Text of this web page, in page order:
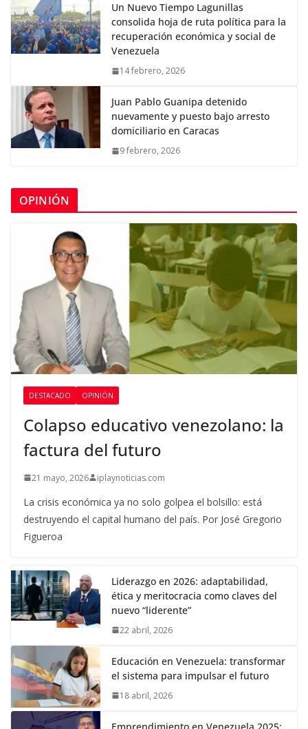
Un Nuevo Tiempo Lagunillas
consolida hoja de ruta política para la
recuperación económica y social de
Venezuela
14 febrero, 2026
Juan Pablo Guanipa detenido
nuevamente y puesto bajo arresto
domiciliario en Caracas
9 febrero, 2026
OPINIÓN
DESTACADO OPINIÓN
Colapso educativo venezolano: la
factura del futuro
21 mayo, 2026 iplaynoticias.com
La crisis económica ya no solo golpea el bolsillo: está
destruyendo el capital humano del país. Por José Gregorio
Figueroa
Liderazgo en 2026: adaptabilidad,
ética y meritocracia como claves del
nuevo “liderente”
22 abril, 2026
Educación en Venezuela: transformar
el sistema para impulsar el futuro
18 abril, 2026